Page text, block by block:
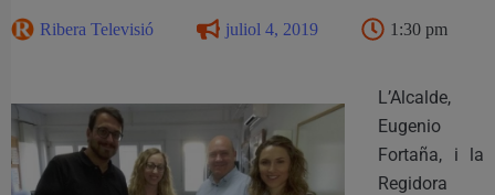
Ribera Televisió juliol 4, 2019 1:30 pm
L’Alcalde,
Eugenio
Fortaña, i la
Regidora